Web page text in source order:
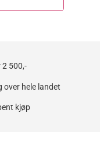
2 500,-
over hele landet
kjøp